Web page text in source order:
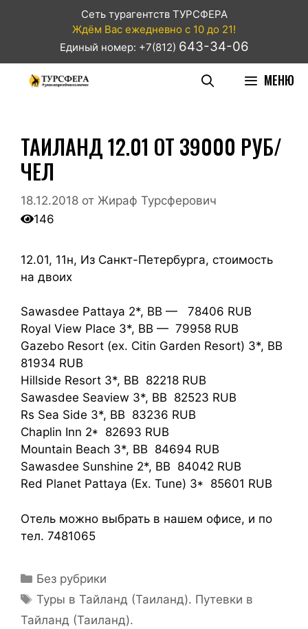
Сеть турагентств ТУРСФЕРА
Ждём Вас ежедневно с 10 до 21!
Единый номер: +7(812) 643-34-06
МЕНЮ
ТАИЛАНД 12.01 ОТ 39000 РУБ/
ЧЕЛ
18.12.2018 от Жираф Турсферович
146
12.01, 11н, Из Санкт-Петербурга, стоимость
на двоих
Sawasdee Pattaya 2*, BB — 78406 RUB
Royal View Place 3*, BB — 79958 RUB
Gazebo Resort (ex. Citin Garden Resort) 3*, BB
81934 RUB
Hillside Resort 3*, BB 82218 RUB
Sawasdee Seaview 3*, BB 82523 RUB
Rs Sea Side 3*, BB 83236 RUB
Chaplin Inn 2* 82693 RUB
Mountain Beach 3*, BB 84694 RUB
Sawasdee Sunshine 2*, BB 84042 RUB
Red Planet Pattaya (Ex. Tune) 3* 85601 RUB
Отель можно выбрать в нашем офисе, и по
тел. 7481065
Без рубрики
Туры в Тайланд (Таиланд). Путевки в
Тайланд (Таиланд).